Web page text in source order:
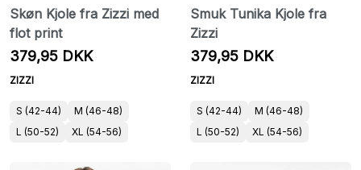
Skøn Kjole fra Zizzi med
flot print
379,95 DKK
ZIZZI
S (42-44)
M (46-48)
L (50-52)
XL (54-56)
Smuk Tunika Kjole fra
Zizzi
379,95 DKK
ZIZZI
S (42-44)
M (46-48)
L (50-52)
XL (54-56)